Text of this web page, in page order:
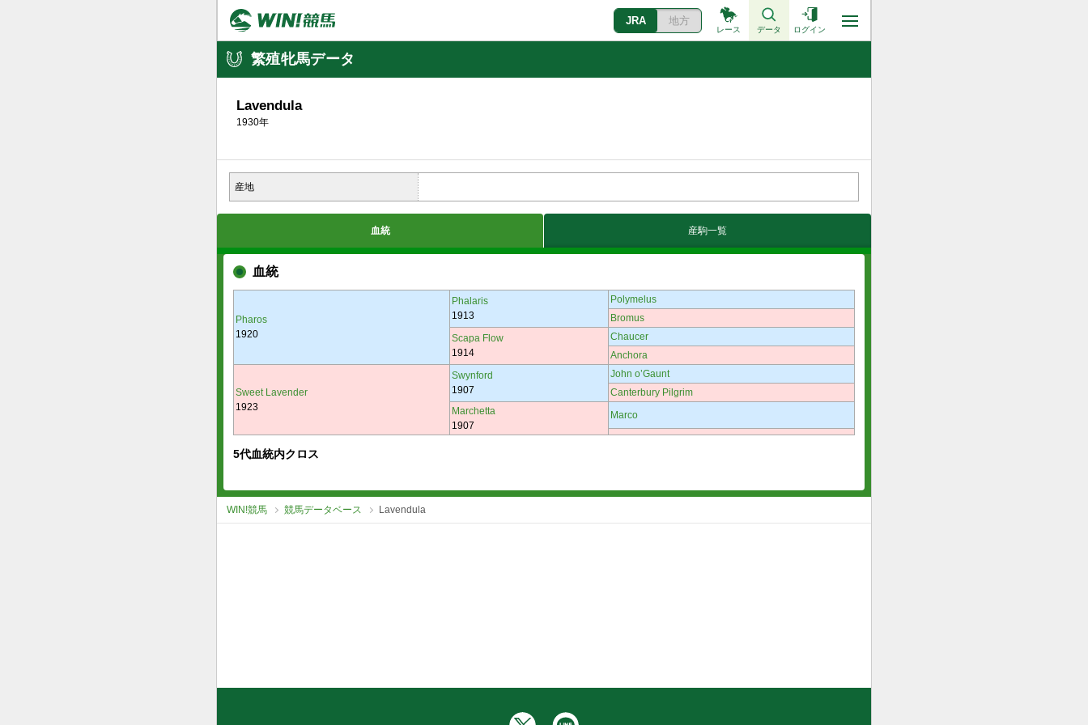
JRA 地方
レース データ ログイン
繁殖牝馬データ
Lavendula
1930年
産地
血統 産駒一覧
血統
Pharos
1920
Phalaris
1913
Polymelus
Bromus
Scapa Flow
1914
Chaucer
Anchora
Sweet Lavender
1923
Swynford
1907
John o’Gaunt
Canterbury Pilgrim
Marchetta
1907
Marco
5代血統内クロス
WIN!競馬 競馬データベース Lavendula